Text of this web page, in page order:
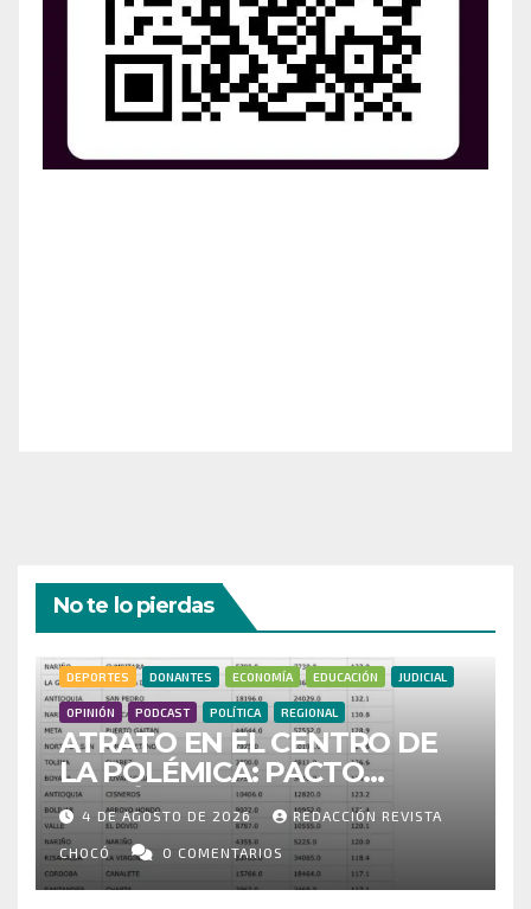
No te lo pierdas
DEPORTES DONANTES ECONOMÍA EDUCACIÓN JUDICIAL
OPINIÓN PODCAST POLÍTICA REGIONAL
ATRATO EN EL CENTRO DE
LA POLÉMICA: PACTO
HISTÓRICO CUESTIONA
CENSO ELECTORAL Y PIDE
INVESTIGAR PRESUNTO
FRAUDE
4 DE AGOSTO DE 2026 REDACCIÓN REVISTA
CHOCÓ 0 COMENTARIOS